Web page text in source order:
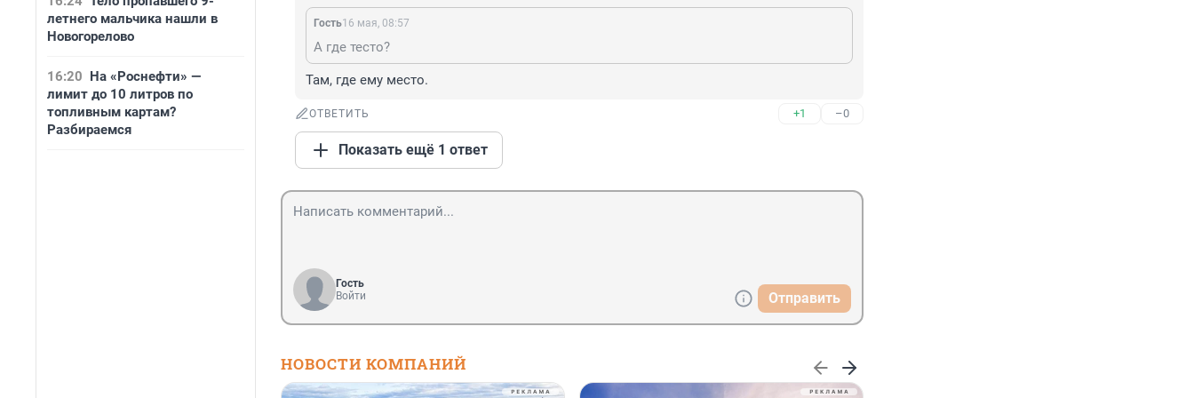
летнего мальчика нашли в
Новогорелово
16:20 На «Роснефти» —
лимит до 10 литров по
топливным картам?
Разбираемся
Гость16 мая, 08:57
А где тесто?
Там, где ему место.
ОТВЕТИТЬ +1 –0
Показать ещё 1 ответ
Гость
Войти
Отправить
НОВОСТИ КОМПАНИЙ